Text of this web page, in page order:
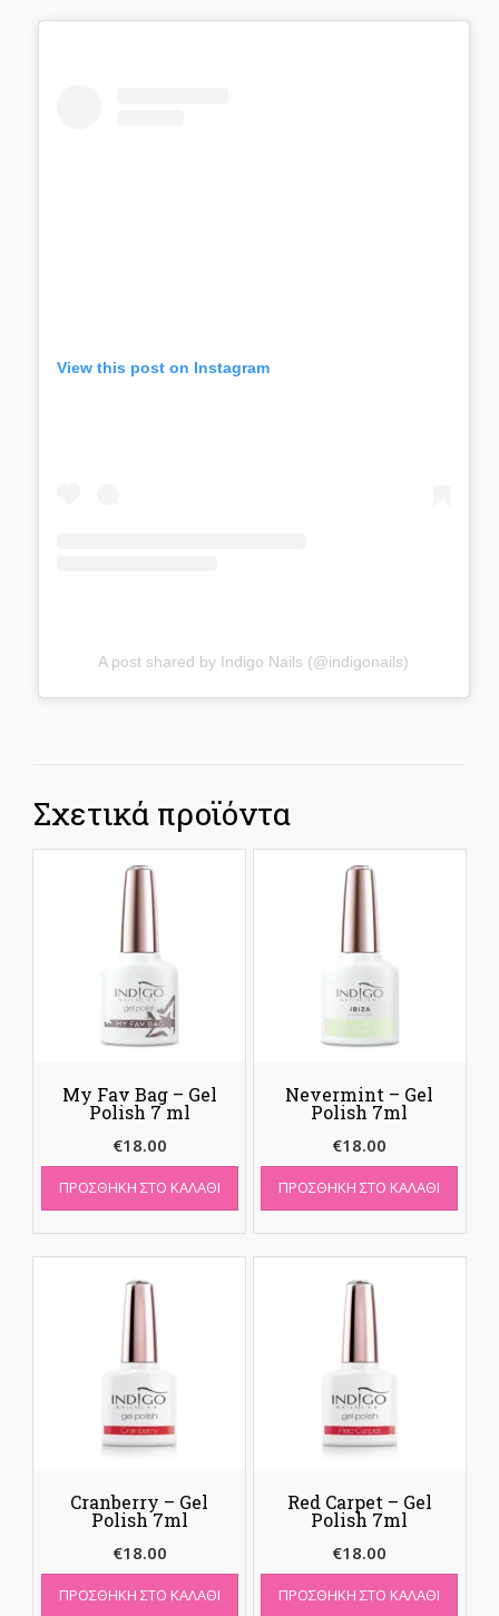
View this post on Instagram
A post shared by Indigo Nails (@indigonails)
Σχετικά προϊόντα
My Fav Bag – Gel
Polish 7 ml
€18.00
ΠΡΟΣΘΉΚΗ ΣΤΟ ΚΑΛΆΘΙ
Nevermint – Gel
Polish 7ml
€18.00
ΠΡΟΣΘΉΚΗ ΣΤΟ ΚΑΛΆΘΙ
Cranberry – Gel
Polish 7ml
€18.00
ΠΡΟΣΘΉΚΗ ΣΤΟ ΚΑΛΆΘΙ
Red Carpet – Gel
Polish 7ml
€18.00
ΠΡΟΣΘΉΚΗ ΣΤΟ ΚΑΛΆΘΙ